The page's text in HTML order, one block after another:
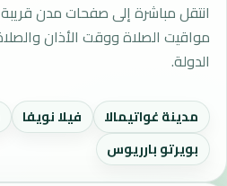
انتقل مباشرة إلى صفحات مدن
مواقيت الصلاة ووقت الأذان
الدولة.
مدينة غواتيمالا فيلا نويفا
بويرتو بارريوس